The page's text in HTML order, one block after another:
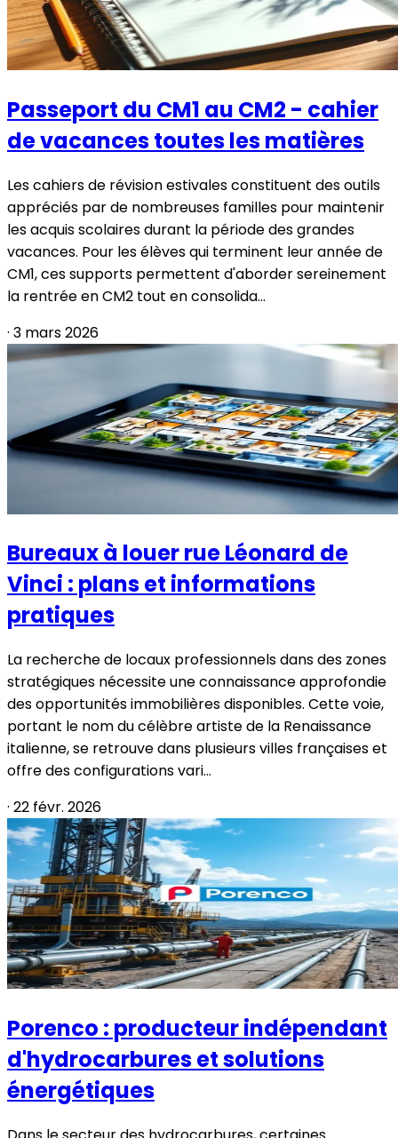
Passeport du CM1 au CM2 - cahier
de vacances toutes les matières
Les cahiers de révision estivales constituent des outils
appréciés par de nombreuses familles pour maintenir
les acquis scolaires durant la période des grandes
vacances. Pour les élèves qui terminent leur année de
CM1, ces supports permettent d'aborder sereinement
la rentrée en CM2 tout en consolida...
· 3 mars 2026
Bureaux à louer rue Léonard de
Vinci : plans et informations
pratiques
La recherche de locaux professionnels dans des zones
stratégiques nécessite une connaissance approfondie
des opportunités immobilières disponibles. Cette voie,
portant le nom du célèbre artiste de la Renaissance
italienne, se retrouve dans plusieurs villes françaises et
offre des configurations vari...
· 22 févr. 2026
Porenco : producteur indépendant
d'hydrocarbures et solutions
énergétiques